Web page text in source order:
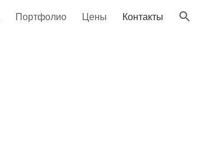
Портфолио Цены Контакты